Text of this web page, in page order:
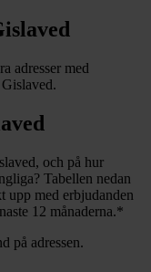
adresser med
Gislaved.
, och på hur
Tabellen nedan
upp med erbjudanden
12 månaderna.*
på adressen.